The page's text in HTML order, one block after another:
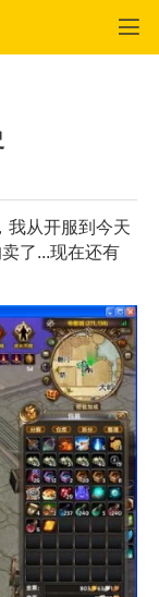
我从开服到今天
了...现在还有